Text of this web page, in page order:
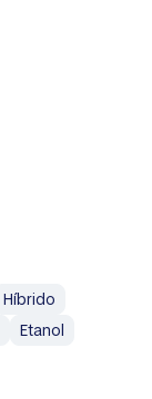
Híbrido
Etanol